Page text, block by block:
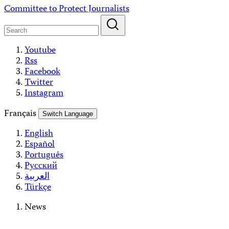
Skip
content
Committee to Protect Journalists
Youtube
Rss
Facebook
Twitter
Instagram
Français
Switch Language
English
Español
Português
Русский
العربية
Türkçe
News